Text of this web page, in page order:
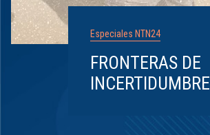
Especiales NTN24
FRONTERAS DE
INCERTIDUMBRE